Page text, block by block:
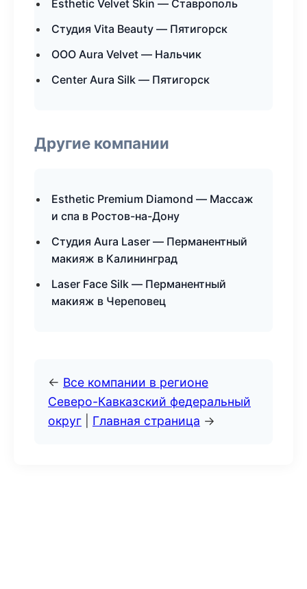
Esthetic Velvet Skin — Ставрополь
Студия Vita Beauty — Пятигорск
ООО Aura Velvet — Нальчик
Center Aura Silk — Пятигорск
Другие компании
Esthetic Premium Diamond — Массаж
и спа в Ростов-на-Дону
Студия Aura Laser — Перманентный
макияж в Калининград
Laser Face Silk — Перманентный
макияж в Череповец
← Все компании в регионе
Северо-Кавказский федеральный
округ
Главная страница →